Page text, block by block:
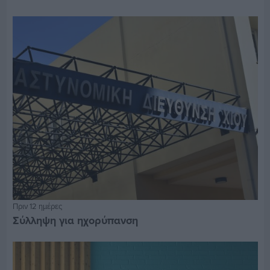
Πριν 12 ημέρες
Σύλληψη για ηχορύπανση